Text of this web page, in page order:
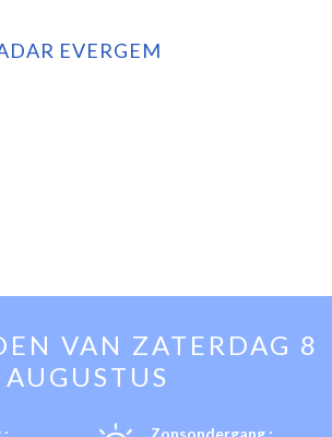
EVERGEM
VAN ZATERDAG 8
AUGUSTUS
:
Zonsondergang :